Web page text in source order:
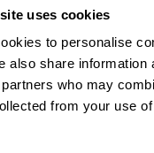
uses cookies
to personalise
also share
who may
from your use